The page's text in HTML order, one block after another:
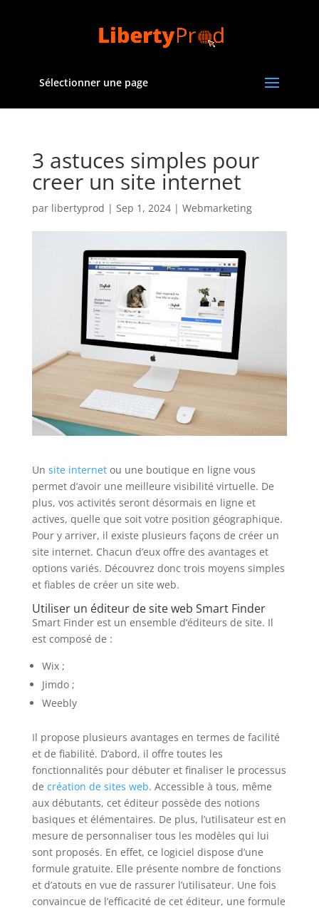
Sélectionner une page
3 astuces simples pour
creer un site internet
par libertyprod | Sep 1, 2024| Webmarketing
Un site internetou une boutique en ligne vous
permet d’avoir une meilleure visibilité virtuelle. De
plus, vos activités seront désormais en ligne et
actives, quelle que soit votre position géographique.
Pour y arriver, il existe plusieurs façons de créer un
site internet. Chacun d’eux offre des avantages et
options variés. Découvrez donc trois moyens simples
et fiables de créer un site web.
Utiliser un éditeur de site web Smart Finder
Smart Finder est un ensemble d’éditeurs de site. Il
est composé de :
Wix ;
Jimdo ;
Weebly
Il propose plusieurs avantages en termes de facilité
et de fiabilité. D’abord, il offre toutes les
fonctionnalités pour débuter et finaliser le processus
de création de sites web. Accessible à tous, même
aux débutants, cet éditeur possède des notions
basiques et élémentaires. De plus, l’utilisateur est en
mesure de personnaliser tous les modèles qui lui
sont proposés. En effet, ce logiciel dispose d’une
formule gratuite. Elle présente nombre de fonctions
et d’atouts en vue de rassurer l’utilisateur. Une fois
convaincue de l’efficacité de cet éditeur, une formule